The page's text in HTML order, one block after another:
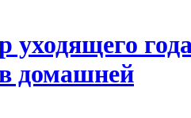
уходящего
домашней